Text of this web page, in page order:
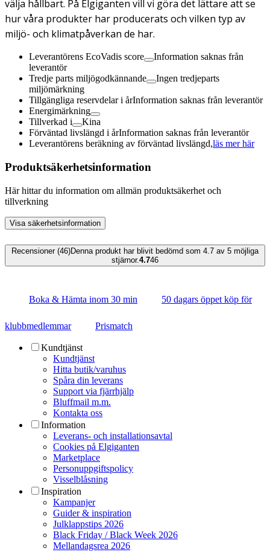
välja hållbart. På Elgiganten vill vi göra det lättare att se
hur våra produkter har producerats och vilken typ av
miljö- och klimatpåverkan de har.
Leverantörens EcoVadis score
Information saknas från
leverantör
Tredje parts miljögodkännande
Ingen tredjeparts
miljömärkning
Tillgängliga reservdelar i årInformation saknas från leverantör
Energimärkning
Tillverkad i
Kina
Förväntad livslängd i årInformation saknas från leverantör
Leverantörens beräkning av förväntad livslängd,läs mer här
Produktsäkerhetsinformation
Här hittar du information om allmän produktsäkerhet och
tillverkning
Visa säkerhetsinformation
Recensioner (46)Denna produkt har blivit bedömd som 4.7 av 5 möjliga
stjärnor.4.746
Boka & Hämta inom 30 min 50 dagars öppet köp för
klubbmedlemmar Prismatch
Kundtjänst
Kundtjänst
Hitta butik/varuhus
Spåra din leverans
Support via fjärrhjälp
Bluffmail m.m.
Kontakta oss
Information
Leverans- och installationsavtal
Cookies på Elgiganten
Marketplace
Personuppgiftspolicy
Visselblåsning
Inspiration
Kampanjer
Guider & inspiration
Julklappstips 2026
Black Friday / Black Week 2026
Mellandagsrea 2026